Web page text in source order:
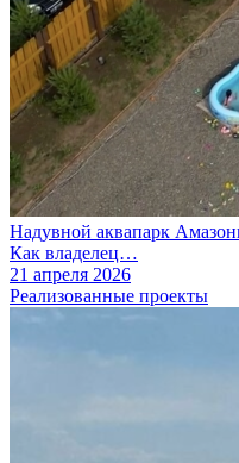
Надувной аквапарк
Как владелец…
21 апреля 2026
Реализованные проекты